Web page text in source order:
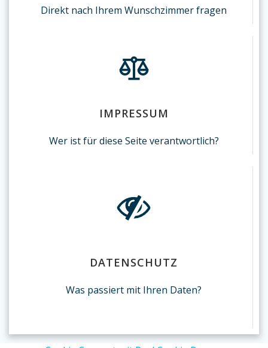
Direkt nach Ihrem Wunschzimmer fragen
IMPRESSUM
Wer ist für diese Seite verantwortlich?
DATENSCHUTZ
Was passiert mit Ihren Daten?